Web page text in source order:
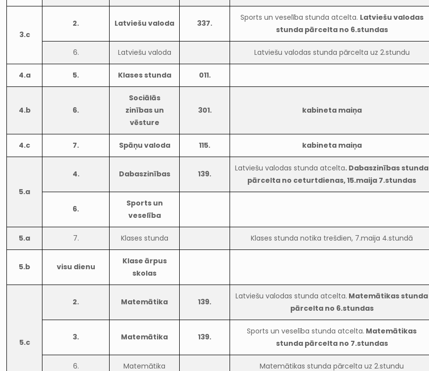
3.c
2. Latviešu valoda 337.
Sports un veselība stunda atcelta. Latviešu valodas
stunda pārcelta no 6.stundas
6. Latviešu valoda Latviešu valodas stunda pārcelta uz 2.stundu
4.a 5. Klases stunda 011.
4.b 6.
Sociālās
zinības un
vēsture
301. kabineta maiņa
4.c 7. Spāņu valoda 115. kabineta maiņa
5.a
4. Dabaszinības 139.
Latviešu valodas stunda atcelta. Dabaszinības stunda
pārcelta no ceturtdienas, 15.maija 7.stundas
6.
Sports un
veselība
5.a 7. Klases stunda Klases stunda notika trešdien, 7.maija 4.stundā
5.b visu dienu
Klase ārpus
skolas
5.c
2. Matemātika 139.
Latviešu valodas stunda atcelta. Matemātikas stunda
pārcelta no 6.stundas
3. Matemātika 139.
Sports un veselība stunda atcelta. Matemātikas
stunda pārcelta no 7.stundas
6. Matemātika Matemātikas stunda pārcelta uz 2.stundu